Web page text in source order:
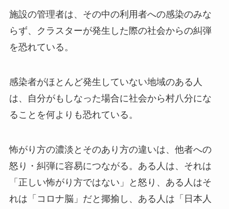
施設の管理者は、その中の利用者への感染のみな
らず、クラスターが発生した際の社会からの糾弾
を恐れている。
感染者がほとんど発生していない地域のある人
は、自分がもしなった場合に社会から村八分にな
ることを何よりも恐れている。
怖がり方の濃淡とそのあり方の違いは、他者への
怒り・糾弾に容易につながる。ある人は、それは
「正しい怖がり方ではない」と怒り、ある人はそ
れは「コロナ脳」だと揶揄し、ある人は「日本人